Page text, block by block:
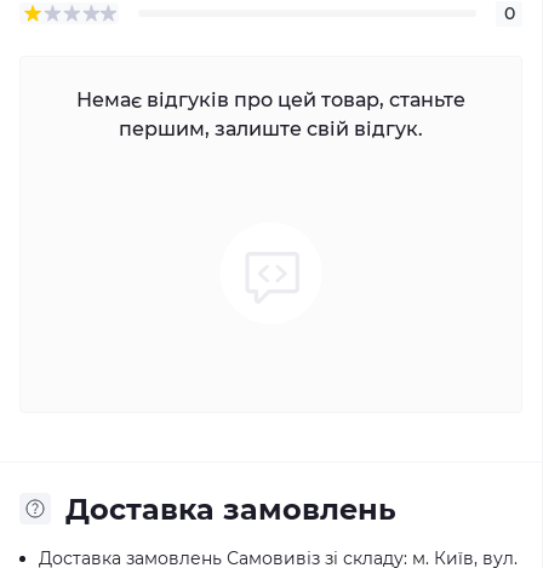
0
Немає відгуків про цей товар, станьте
першим, залиште свій відгук.
Доставка замовлень
Доставка замовлень Самовивіз зі складу: м. Київ, вул.